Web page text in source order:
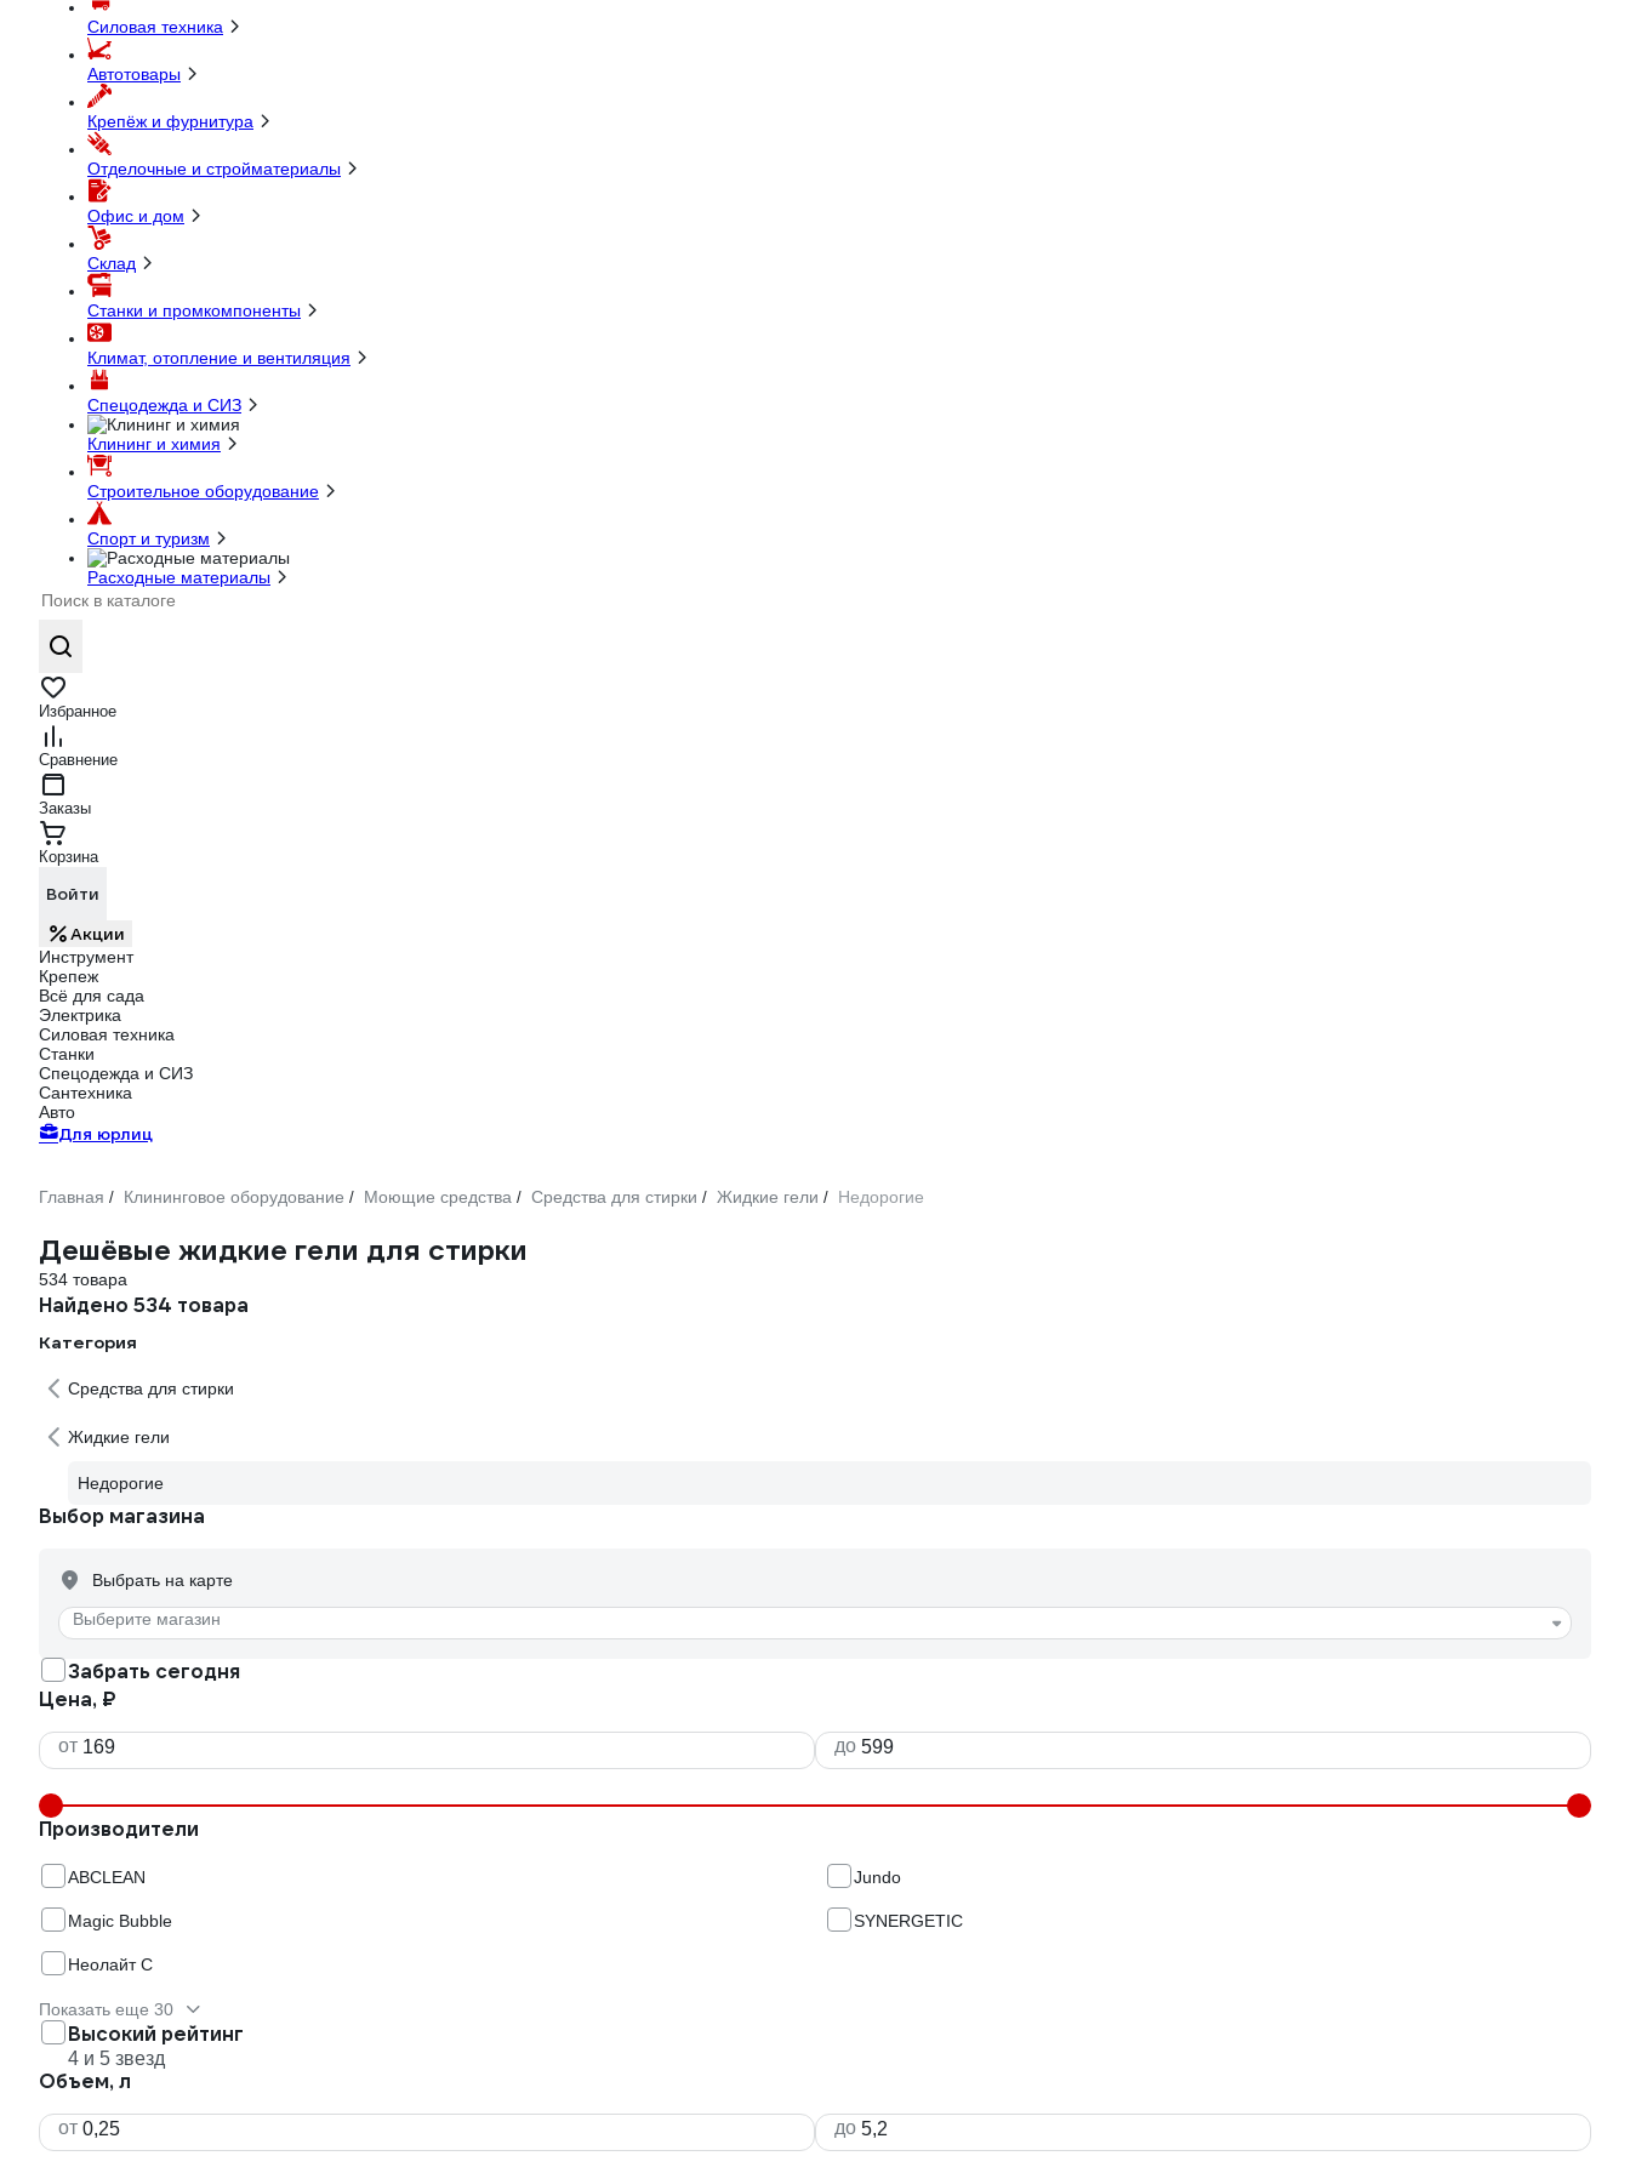
Силовая техника
Автотовары
Крепёж и фурнитура
Отделочные и стройматериалы
Офис и дом
Склад
Станки и промкомпоненты
Климат, отопление и вентиляция
Спецодежда и СИЗ
Клининг и химия
Строительное оборудование
Спорт и туризм
Расходные материалы
Избранное
Сравнение
Заказы
Корзина
Войти
Акции
Инструмент
Крепеж
Всё для сада
Электрика
Силовая техника
Станки
Спецодежда и СИЗ
Сантехника
Авто
Для юрлиц
Главная / Клининговое оборудование / Моющие средства / Средства для стирки / Жидкие гели / Недорогие
Дешёвые жидкие гели для стирки
534 товара
Найдено 534 товара
Категория
Средства для стирки
Жидкие гели
Недорогие
Выбор магазина
Выбрать на карте
Выберите магазин
Забрать сегодня
Цена, ₽
от до
Производители
ABCLEAN Jundo
Magic Bubble SYNERGETIC
Неолайт С
Показать еще 30
Высокий рейтинг
4 и 5 звезд
Объем, л
от до